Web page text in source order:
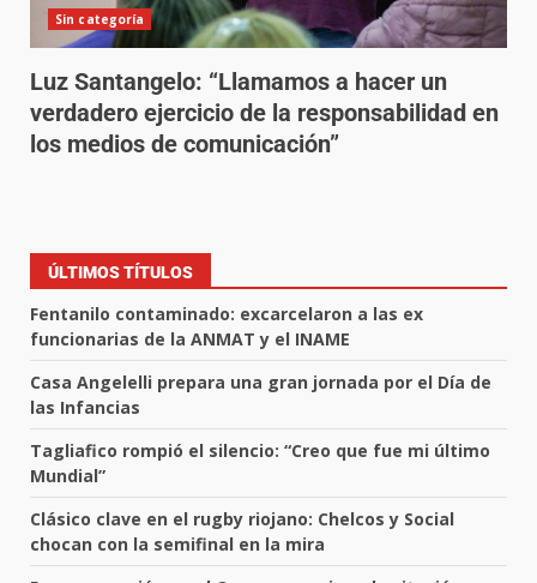
Sin categoría
Luz Santangelo: “Llamamos a hacer un
verdadero ejercicio de la responsabilidad en
los medios de comunicación”
ÚLTIMOS TÍTULOS
Fentanilo contaminado: excarcelaron a las ex
funcionarias de la ANMAT y el INAME
Casa Angelelli prepara una gran jornada por el Día de
las Infancias
Tagliafico rompió el silencio: “Creo que fue mi último
Mundial”
Clásico clave en el rugby riojano: Chelcos y Social
chocan con la semifinal en la mira